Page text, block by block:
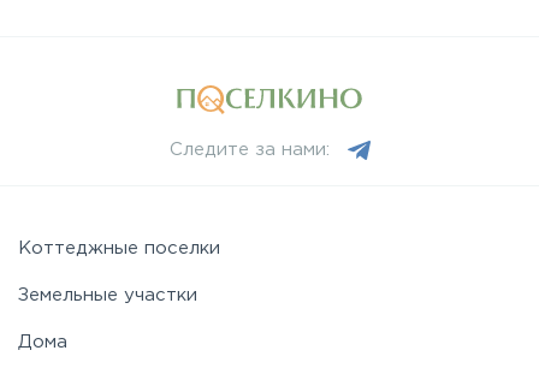
Новорижское
Следите за нами:
Коттеджные поселки
Земельные участки
Дома